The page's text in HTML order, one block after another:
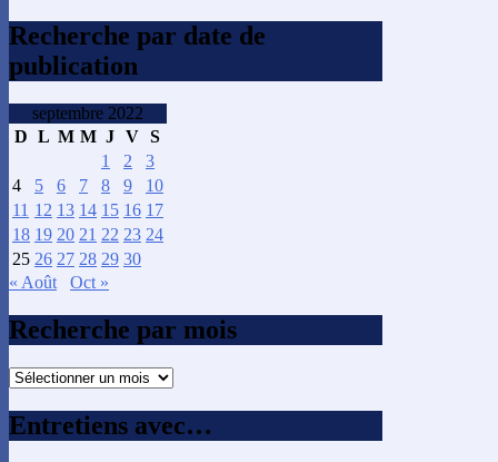
Recherche par date de
publication
septembre 2022
D L M M J V S
1
2
3
4
5 6 7 8 9
10
11 12 13 14 15 16 17
18 19 20 21 22 23 24
25 26 27 28 29 30
« Août
Oct »
Recherche par mois
Recherche
mois
Entretiens avec…